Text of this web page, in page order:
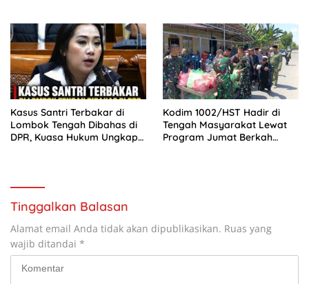
Kasus Santri Terbakar di
Lombok Tengah Dibahas di
DPR, Kuasa Hukum Ungkap
Kodim 1002/HST Hadir di
Tengah Masyarakat Lewat
Program Jumat Berkah
Tinggalkan Balasan
Alamat email Anda tidak akan dipublikasikan. Ruas yang
wajib ditandai *